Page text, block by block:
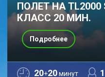
ПОЛЕТ НА TL2000
КЛАСС 20 МИН.
20+20минут 1
Подробнее